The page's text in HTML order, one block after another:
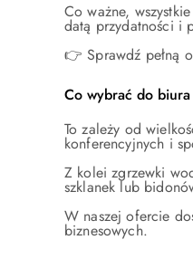
Co ważne,
datą przydatności i
👉 Sprawdź pełną
Co wybrać do
To zależy od
konferencyjnych i
Z kolei zgrzewki
szklanek lub
W naszej ofercie
biznesowych.